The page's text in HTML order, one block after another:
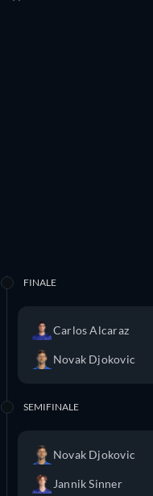
FINALE
Carlos Alcaraz
Novak Djokovic
SEMIFINALE
Novak Djokovic
Jannik Sinner